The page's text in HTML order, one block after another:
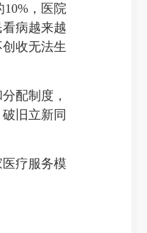
，医院
病越来越
收无法生
配制度，
旧立新同
疗服务模